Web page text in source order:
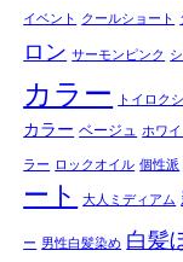
イベント クールショート
ロン サーモンピンク
カラー
トイロク
カラー ベージュ ホワ
ラー ロックオイル 個性派
ート
大人ミディアム
ー 男性白髪染め 白髪